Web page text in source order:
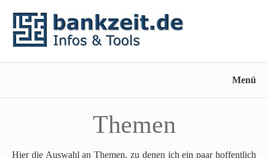
Menü
Themen
Hier die Auswahl an Themen, zu denen ich ein paar hoffentlich